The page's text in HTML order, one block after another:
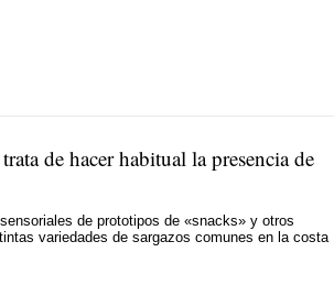
de hacer habitual la presencia de
de prototipos de «snacks» y otros
variedades de sargazos comunes en la costa